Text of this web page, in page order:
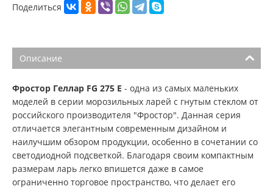
Поделиться
Описание
Фростор Геллар FG 275 E - одна из самых маленьких
моделей в серии морозильных ларей с гнутым стеклом от
российского производителя "Фростор". Данная серия
отличается элегантным современным дизайном и
наилучшим обзором продукции, особенно в сочетании со
светодиодной подсветкой. Благодаря своим компактным
размерам ларь легко впишется даже в самое
ограниченно торговое пространство, что делает его